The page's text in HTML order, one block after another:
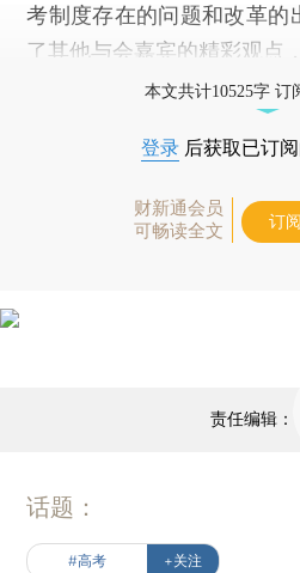
考制度存在的问题和改革的
了其他与会嘉宾的精彩观点
本文共计10525字 订
登录 后获取已订
财新通会员
可畅读全文
订
责任编辑：
话题：
#高考 +关注